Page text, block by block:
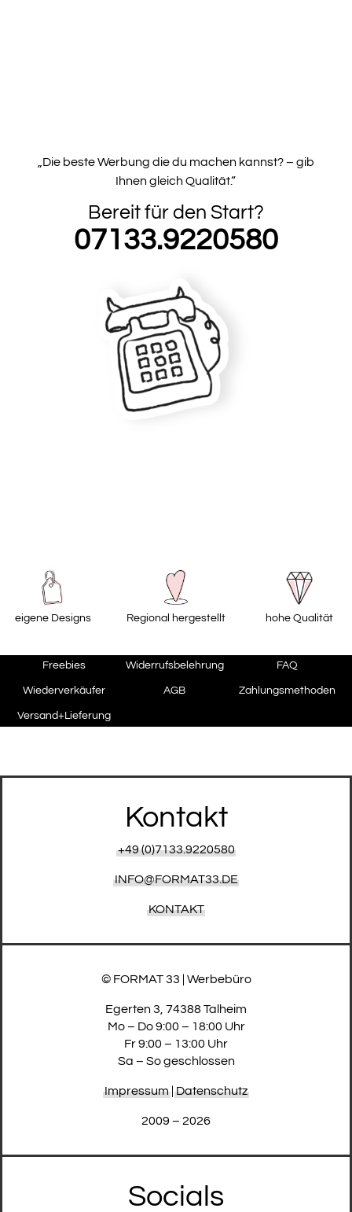
„Die beste Werbung die du machen kannst? – gib
Ihnen gleich Qualität.“
Bereit für den Start?
07133.9220580
eigene Designs Regional hergestellt hohe Qualität
Freebies Widerrufsbelehrung FAQ
Wiederverkäufer AGB Zahlungsmethoden
Versand+Lieferung
Kontakt
+49 (0)7133.9220580
INFO@FORMAT33.DE
KONTAKT
© FORMAT 33 | Werbebüro
Egerten 3, 74388 Talheim
Mo – Do 9:00 – 18:00 Uhr
Fr 9:00 – 13:00 Uhr
Sa – So geschlossen
Impressum|Datenschutz
2009 – 2026
Socials